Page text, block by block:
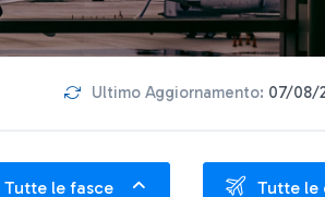
Ultimo Aggiornamento: 07/08/
Tutte le fasce Tutte le